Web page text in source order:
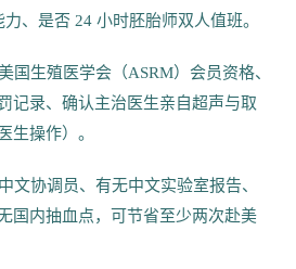
、是否 24 小时胚胎师双人值班。
国生殖医学会（ASRM）会员资格、
记录、确认主治医生亲自超声与取
生操作）。
文协调员、有无中文实验室报告、
国内抽血点，可节省至少两次赴美